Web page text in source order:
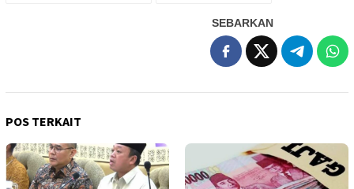
SEBARKAN
POS TERKAIT